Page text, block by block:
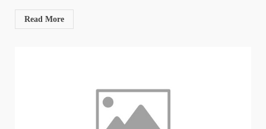
Read More